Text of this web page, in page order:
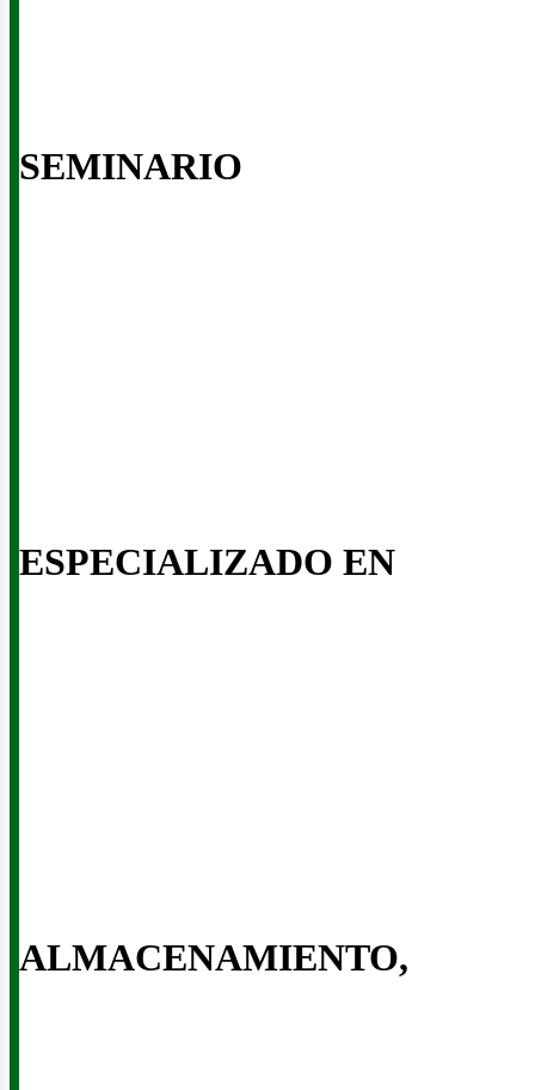
SEMINARIO
ESPECIALIZADO EN
ALMACENAMIENTO,